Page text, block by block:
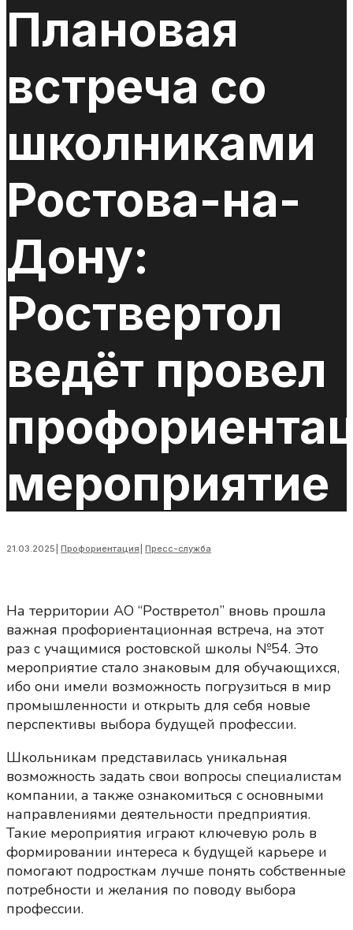
Плановая
встреча со
школниками
Ростова-на-
Дону:
Роствертол
ведёт провел
мероприятие
21.03.2025 Профориентация Пресс-служба
На территории АО “Роствретол” вновь прошла
важная профориентационная встреча, на этот
раз с учащимися ростовской школы №54. Это
мероприятие стало знаковым для обучающихся,
ибо они имели возможность погрузиться в мир
промышленности и открыть для себя новые
перспективы выбора будущей профессии.
Школьникам представилась уникальная
возможность задать свои вопросы специалистам
компании, а также ознакомиться с основными
направлениями деятельности предприятия.
Такие мероприятия играют ключевую роль в
формировании интереса к будущей карьере и
помогают подросткам лучше понять собственные
потребности и желания по поводу выбора
профессии.